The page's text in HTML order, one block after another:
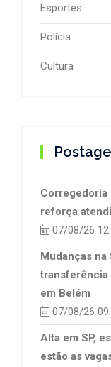
Esportes
Polícia
Cultura
Corregedoria
reforça
07/08/26
Mudanças na
transferência
em Belém
07/08/26
Alta em SP,
estão as